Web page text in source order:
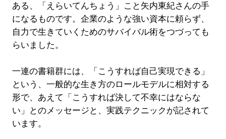
ある、「えらいてんちょう」こと矢内東紀さんの手
になるものです。企業のような強い資本に頼らず、
自力で生きていくためのサバイバル術をつづっても
らいました。
一連の書籍群には、「こうすれば自己実現できる」
という、一般的な生き方のロールモデルに相対する
形で、あえて「こうすれば決して不幸にはならな
い」とのメッセージと、実践テクニックが記されて
います。